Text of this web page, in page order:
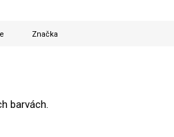
Značka
barvách.